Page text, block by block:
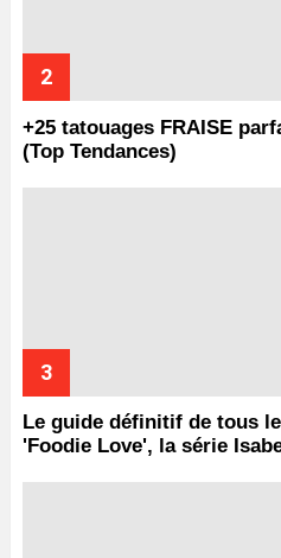
+25 tatouages ​​FRAISE
(Top Tendances)
Le guide définitif de tous
'Foodie Love', la série